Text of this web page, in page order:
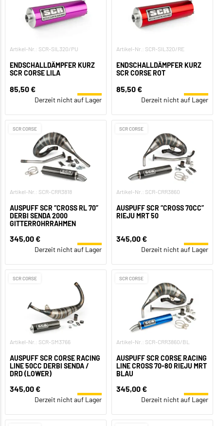
Artikel-Nr.: SCR-SIL320/PU
ENDSCHALLDÄMPFER KURZ
SCR CORSE LILA
85,50 €
Derzeit nicht auf Lager
Artikel-Nr.: SCR-SIL320/RE
ENDSCHALLDÄMPFER KURZ
SCR CORSE ROT
85,50 €
Derzeit nicht auf Lager
SCR CORSE
Artikel-Nr.: SCR-CRR3818
AUSPUFF SCR “CROSS RL 70”
DERBI SENDA 2000
GITTERROHRRAHMEN
345,00 €
Derzeit nicht auf Lager
SCR CORSE
Artikel-Nr.: SCR-CRR3860
AUSPUFF SCR “CROSS 70CC”
RIEJU MRT 50
345,00 €
Derzeit nicht auf Lager
SCR CORSE
Artikel-Nr.: SCR-SM3766
AUSPUFF SCR CORSE RACING
LINE 50CC DERBI SENDA /
DRD (LOWER)
345,00 €
Derzeit nicht auf Lager
SCR CORSE
Artikel-Nr.: SCR-CRR3860/BL
AUSPUFF SCR CORSE RACING
LINE CROSS 70-80 RIEJU MRT
BLAU
345,00 €
Derzeit nicht auf Lager